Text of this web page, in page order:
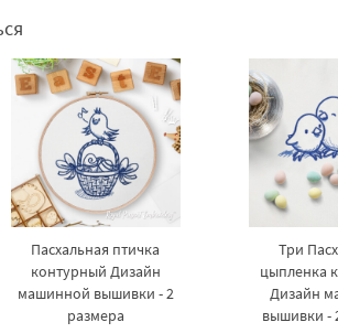
Пасхальная птичка
контурный Дизайн
машинной вышивки - 2
размера
Три
цыпленка
Дизайн
вышивки -